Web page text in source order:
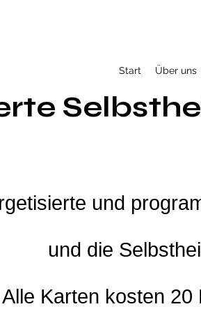
Start Über uns
und pr
und die
Alle Karten kosten 20